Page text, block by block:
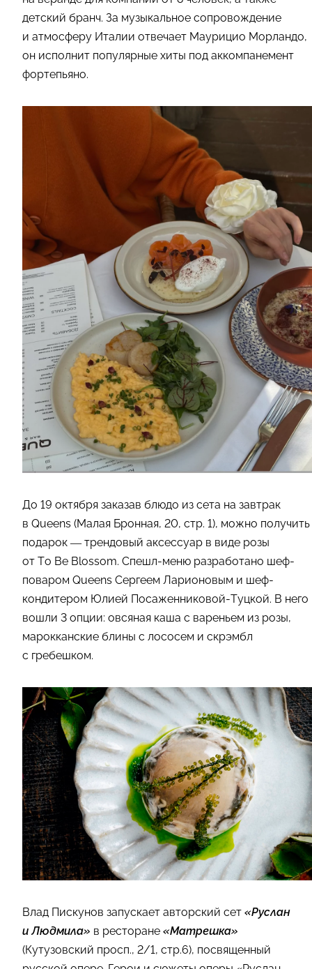
детский бранч. За музыкальное сопровождение
и атмосферу Италии отвечает Маурицио Морландо,
он исполнит популярные хиты под аккомпанемент
фортепьяно.
До 19 октября заказав блюдо из сета на завтрак
в Queens (Малая Бронная, 20, стр. 1), можно получить
подарок — трендовый аксессуар в виде розы
от To Be Blossom. Спешл-меню разработано шеф-
поваром Queens Сергеем Ларионовым и шеф-
кондитером Юлией Посаженниковой-Туцкой. В него
вошли 3 опции: овсяная каша с вареньем из розы,
марокканские блины с лососем и скрэмбл
с гребешком.
Влад Пискунов запускает авторский сет «Руслан
и Людмила» в ресторане «Матрешка»
(Кутузовский просп., 2/1, стр.6), посвященный